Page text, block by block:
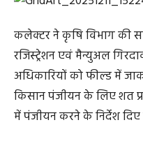
कलेक्टर ने कृषि विभाग की
रजिस्ट्रेशन एवं मैन्युअल
अधिकारियों को फील्ड में
किसान पंजीयन के लिए शत
में पंजीयन करने के निर्देश दिए